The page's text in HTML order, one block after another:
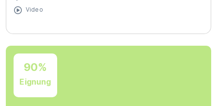
Video
90%
Eignung